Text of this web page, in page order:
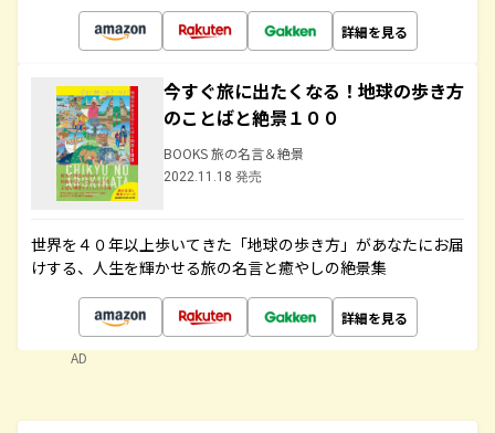
詳細を見る
今すぐ旅に出たくなる！地球の歩き方
のことばと絶景１００
BOOKS 旅の名言＆絶景
2022.11.18 発売
世界を４０年以上歩いてきた「地球の歩き方」があなたにお届
けする、人生を輝かせる旅の名言と癒やしの絶景集
詳細を見る
AD